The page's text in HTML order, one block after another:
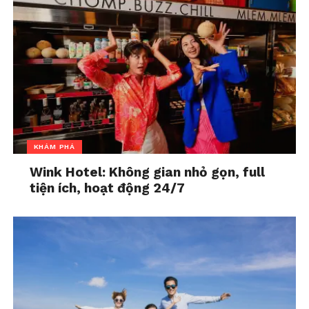
Đối với tôi, chỉ sinh con khi bạn cảm thấy muốn điều
đó. Như vậy, đứa con mới là niềm vui của bạn. Và con
bạn mới hạnh phúc khi được sinh ra trên cuộc đời
Vì vậy, đừng lấy quan điểm, hạnh phúc của người
khác làm thước đo cho cuộc đời mình.
KHÁM PHÁ
Wink Hotel: Không gian nhỏ gọn, full
tiện ích, hoạt động 24/7